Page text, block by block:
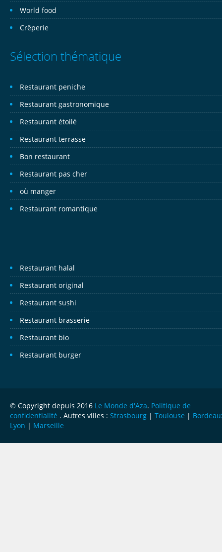
World food
Crêperie
Sélection thématique
Restaurant peniche
Restaurant gastronomique
Restaurant étoilé
Restaurant terrasse
Bon restaurant
Restaurant pas cher
où manger
Restaurant romantique
Restaurant halal
Restaurant original
Restaurant sushi
Restaurant brasserie
Restaurant bio
Restaurant burger
© Copyright depuis 2016 Le Monde d'Aza. Politique de
confidentialité . Autres villes : Strasbourg | Toulouse |
Lyon | Marseille